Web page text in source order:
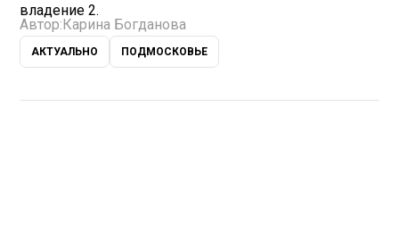
владение 2.
Автор: Карина Богданова
АКТУАЛЬНО ПОДМОСКОВЬЕ